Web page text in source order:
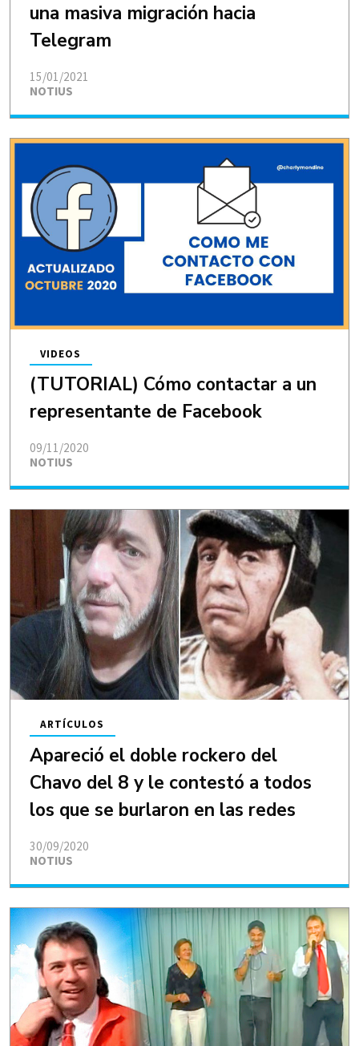
una masiva migración hacia
Telegram
NOTIUS
15/01/2021
(TUTORIAL) Cómo contactar a un
representante de Facebook
NOTIUS
VIDEOS
09/11/2020
Apareció el doble rockero del
Chavo del 8 y le contestó a todos
los que se burlaron en las redes
NOTIUS
ARTÍCULOS
30/09/2020